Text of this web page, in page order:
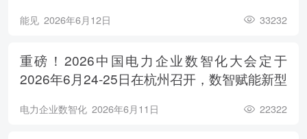
能见 2026年6月12日 33232
重磅！2026中国电力企业数智化大会定于
2026年6月24-25日在杭州召开，数智赋能新型
电力企业数智化 2026年6月11日 22322